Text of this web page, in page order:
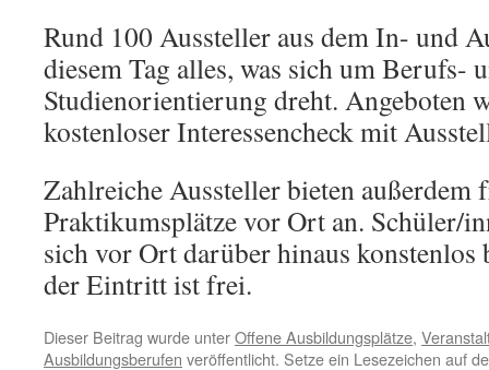
Rund 100 Aussteller aus dem In- und
diesem Tag alles, was sich um Berufs-
Studienorientierung dreht. Angeboten
kostenloser Interessencheck mit
Zahlreiche Aussteller bieten
Praktikumsplätze vor Ort an. Schüler/
sich vor Ort darüber hinaus konstenlos
der Eintritt ist frei.
Dieser Beitrag wurde unterOffene Ausbildungsplätze,
Ausbildungsberufen veröffentlicht. Setze ein Lesezeichen auf